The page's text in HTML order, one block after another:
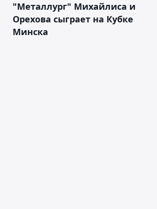
"Металлург" Михайлиса и
Орехова сыграет на Кубке
Минска